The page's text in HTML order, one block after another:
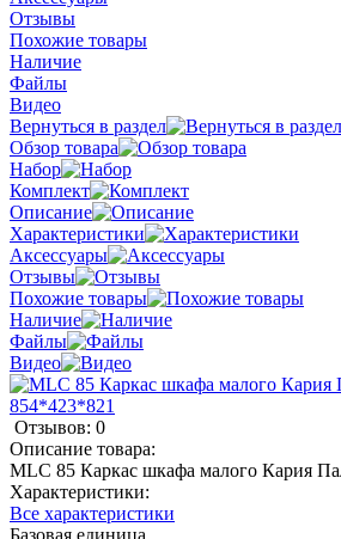
Отзывы
Похожие товары
Наличие
Файлы
Видео
Вернуться в раздел
Обзор товара
Набор
Комплект
Описание
Характеристики
Аксессуары
Отзывы
Похожие товары
Наличие
Файлы
Видео
Отзывов: 0
Описание товара:
MLC 85 Каркас шкафа малого Кария
Характеристики:
Все характеристики
Базовая единица